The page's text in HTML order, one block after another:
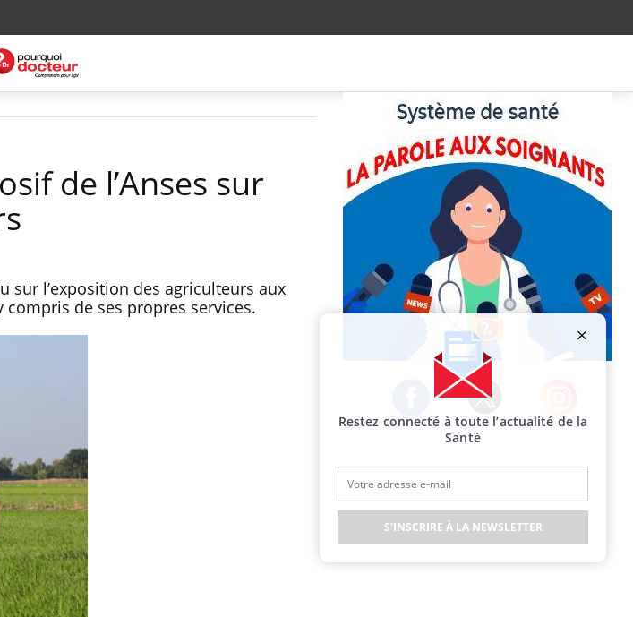
de l’Anses sur
sur l’exposition des agriculteurs aux
de ses propres services.
Facebook Twitter Instagram
Restez connecté à toute l’actualité de la
Santé
S'INSCRIRE À LA NEWSLETTER